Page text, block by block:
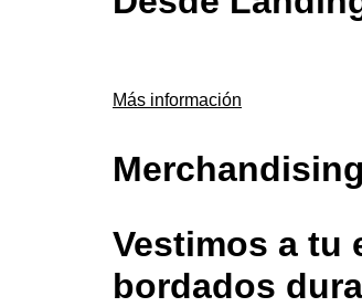
Más información
Merchandising
Vestimos a tu
bordados